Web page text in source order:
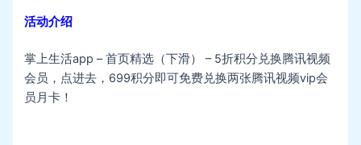
活动介绍
掌上生活app – 首页精选（下滑） – 5折积分兑换腾讯视频
会员，点进去，699积分即可免费兑换两张腾讯视频vip会
员月卡！